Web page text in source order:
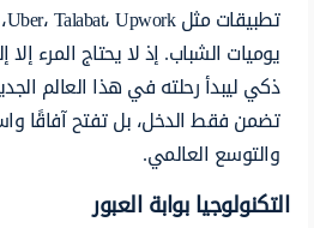
يوميات الشباب. إذ لا يحتاج المرء
ذكي ليبدأ رحلته في هذا العالم
تضمن فقط الدخل، بل تفتح آفاقًا
والتوسع العالمي.
التكنولوجيا بوابة العبور